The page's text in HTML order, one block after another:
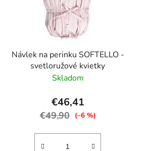
Návlek na perinku SOFTELLO -
svetloružové kvietky
Skladom
€46,41
€49,90 (–6 %)